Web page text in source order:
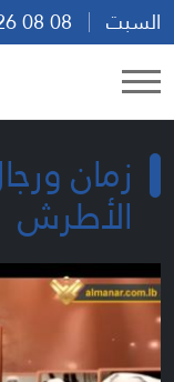
السبت
06:34
زمان
الأطرش